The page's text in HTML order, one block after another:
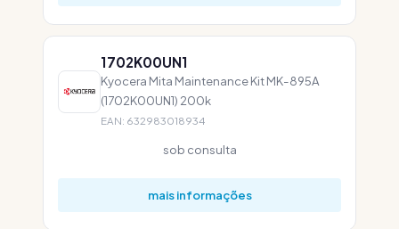
1702K00UN1
Kyocera Mita Maintenance Kit MK-895A
(1702K00UN1) 200k
EAN: 632983018934
sob consulta
mais informações